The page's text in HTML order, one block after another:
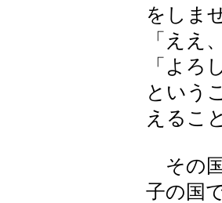
をしま
「ええ
「よろ
という
えるこ
その
子の国